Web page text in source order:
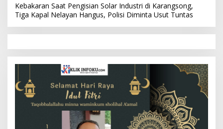
Kebakaran Saat Pengisian Solar Industri di Karangsong,
Tiga Kapal Nelayan Hangus, Polisi Diminta Usut Tuntas